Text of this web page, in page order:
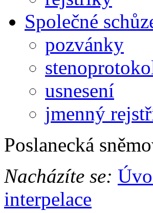
Společné
pozvánky
usnesení
jmenný
Poslanecká
Nacházíte se:
interpelace